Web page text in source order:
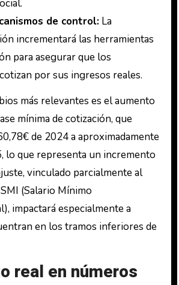
de control:La
incrementará las herramientas
para asegurar que los
por sus ingresos reales.
más relevantes es el aumento
mínima de cotización, que
de 2024 a aproximadamente
lo que representa un incremento
vinculado parcialmente al
(Salario Mínimo
impactará especialmente a
en los tramos inferiores de
real en números